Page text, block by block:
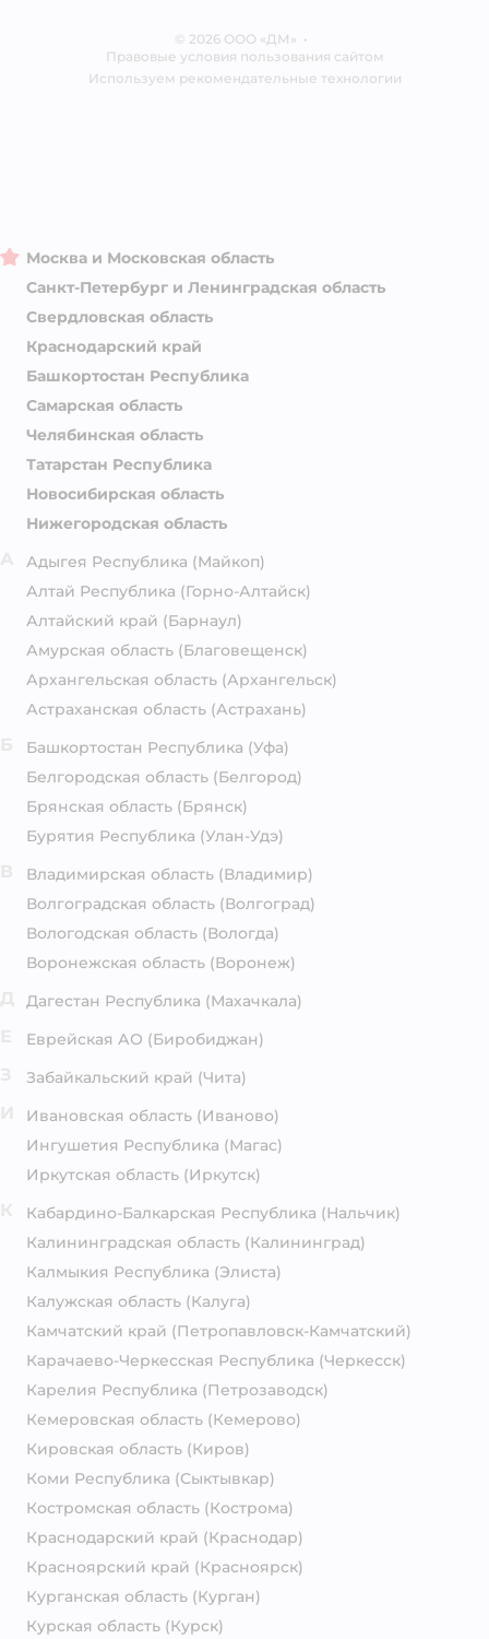
Блог
© 2026 ООО «ДМ» •
Правовые условия пользования сайтом
Используем рекомендательные технологии
Москва и Московская область
Санкт-Петербург и Ленинградская область
Свердловская область
Краснодарский край
Башкортостан Республика
Самарская область
Челябинская область
Татарстан Республика
Новосибирская область
Нижегородская область
Адыгея Республика (Майкоп)
Алтай Республика (Горно-Алтайск)
Алтайский край (Барнаул)
Амурская область (Благовещенск)
Архангельская область (Архангельск)
Астраханская область (Астрахань)
Башкортостан Республика (Уфа)
Белгородская область (Белгород)
Брянская область (Брянск)
Бурятия Республика (Улан-Удэ)
Владимирская область (Владимир)
Волгоградская область (Волгоград)
Вологодская область (Вологда)
Воронежская область (Воронеж)
Дагестан Республика (Махачкала)
Еврейская АО (Биробиджан)
Забайкальский край (Чита)
Ивановская область (Иваново)
Ингушетия Республика (Магас)
Иркутская область (Иркутск)
Кабардино-Балкарская Республика (Нальчик)
Калининградская область (Калининград)
Калмыкия Республика (Элиста)
Калужская область (Калуга)
Камчатский край (Петропавловск-Камчатский)
Карачаево-Черкесская Республика (Черкесск)
Карелия Республика (Петрозаводск)
Кемеровская область (Кемерово)
Кировская область (Киров)
Коми Республика (Сыктывкар)
Костромская область (Кострома)
Краснодарский край (Краснодар)
Красноярский край (Красноярск)
Курганская область (Курган)
Курская область (Курск)